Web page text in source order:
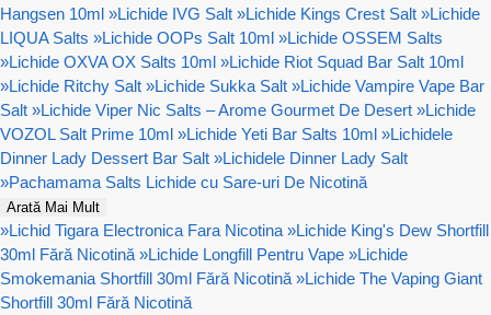
Hangsen 10ml »Lichide IVG Salt »Lichide Kings Crest Salt »Lichide
LIQUA Salts »Lichide OOPs Salt 10ml »Lichide OSSEM Salts
»Lichide OXVA OX Salts 10ml »Lichide Riot Squad Bar Salt 10ml
»Lichide Ritchy Salt »Lichide Sukka Salt »Lichide Vampire Vape Bar
Salt »Lichide Viper Nic Salts – Arome Gourmet De Desert »Lichide
VOZOL Salt Prime 10ml »Lichide Yeti Bar Salts 10ml »Lichidele
Dinner Lady Dessert Bar Salt »Lichidele Dinner Lady Salt
»Pachamama Salts Lichide cu Sare-uri De Nicotină
Arată Mai Mult
»Lichid Tigara Electronica Fara Nicotina »Lichide King's Dew Shortfill
30ml Fără Nicotină »Lichide Longfill Pentru Vape »Lichide
Smokemania Shortfill 30ml Fără Nicotină »Lichide The Vaping Giant
Shortfill 30ml Fără Nicotină